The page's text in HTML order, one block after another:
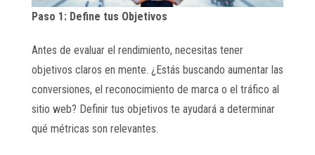
Paso 1: Define tus Objetivos
Antes de evaluar el rendimiento, necesitas tener
objetivos claros en mente. ¿Estás buscando aumentar las
conversiones, el reconocimiento de marca o el tráfico al
sitio web? Definir tus objetivos te ayudará a determinar
qué métricas son relevantes.